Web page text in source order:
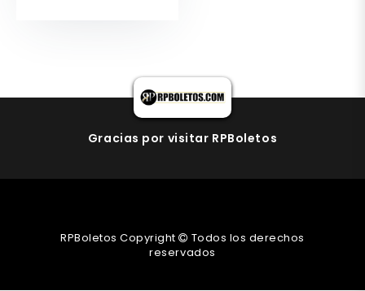
Gracias por visitar RPBoletos
RPBoletos Copyright
Todos los derechos
reservados